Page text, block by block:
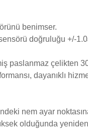
benimser.
doğruluğu +/-
paslanmaz çelikten
dayanıklı
nem ayar
olduğunda